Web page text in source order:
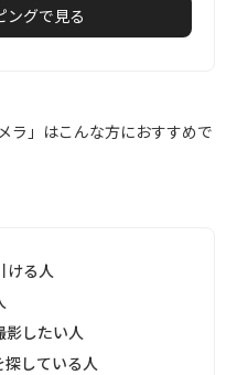
ングで見る
ラ」はこんな方におすすめで
ける人
影したい人
している人